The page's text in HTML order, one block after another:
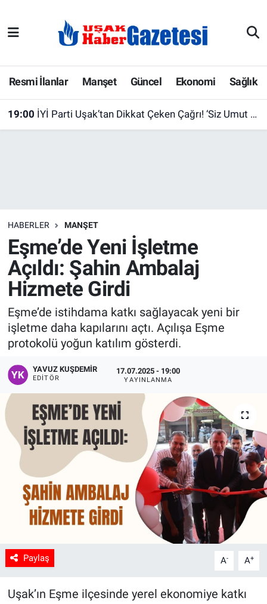
Resmi İlanlar Manşet Güncel Ekonomi Sağlık
19:00 İYİ Parti Uşak’tan Dikkat Çeken Çağrı! ‘Siz Umut Hakkı İsteyenlerle, Biz Aziz Türk Milleti ile Kol Kola”
HABERLER MANŞET
Eşme’de Yeni İşletme
Açıldı: Şahin Ambalaj
Hizmete Girdi
Eşme’de istihdama katkı sağlayacak yeni bir
işletme daha kapılarını açtı. Açılışa Eşme
protokolü yoğun katılım gösterdi.
YAVUZ KUŞDEMIR
EDITÖR
17.07.2025 - 19:00
YAYINLANMA
Paylaş A- A+
Uşak’ın Eşme ilçesinde yerel ekonomiye katkı
E-Gazete
Ekonomi
Gazete İlanları
Köşe Yazarları
Kültür Sanat
Manşet
Resmi İlanlar
Sağlık
Son Dakika
Spor
Uşak Haberleri
Uşak Hava Durumu
Uşak Trafik Yoğunluk Haritası
Süper Lig Puan Durumu ve Fikstür